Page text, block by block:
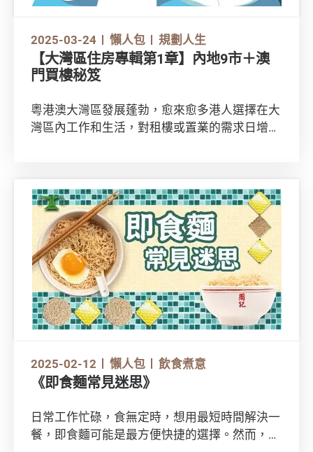
2025-03-24 懶人包 規劃人生
【大灣區住房專輯第1章】內地9市＋澳
門買樓秘笈
粵港澳大灣區發展蓬勃，愈來愈多港人選擇在大
灣區內工作和生活，對租樓或置業的需求日增。
還有甚麼須留神的事項？
「大灣區住房專輯」將分3個章節為你介紹買
樓、租樓須知，以及物管、維修開支等關注點。
本文率先為你整合了在大灣區購買一手樓、二手
樓的重點資訊，助你從基本概念入手！
2025-02-12 懶人包 飲食煮意
《即食麵常見迷思》
日常工作忙碌，食無定時，想用最短時間解決一
餐，即食麵可能是最方便快捷的選擇。然而，坊